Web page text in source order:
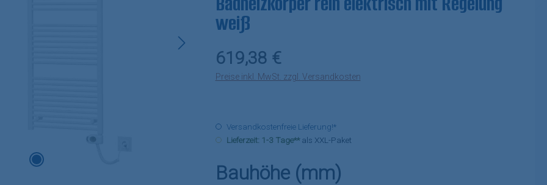
weiß
Regulärer Preis:
619,38 €
Preise inkl. MwSt. zzgl. Versandkosten
Versandkostenfreie Lieferung!*
Lieferzeit: 1-3 Tage**als XXL-Paket
Bauhöhe (mm)auswählen